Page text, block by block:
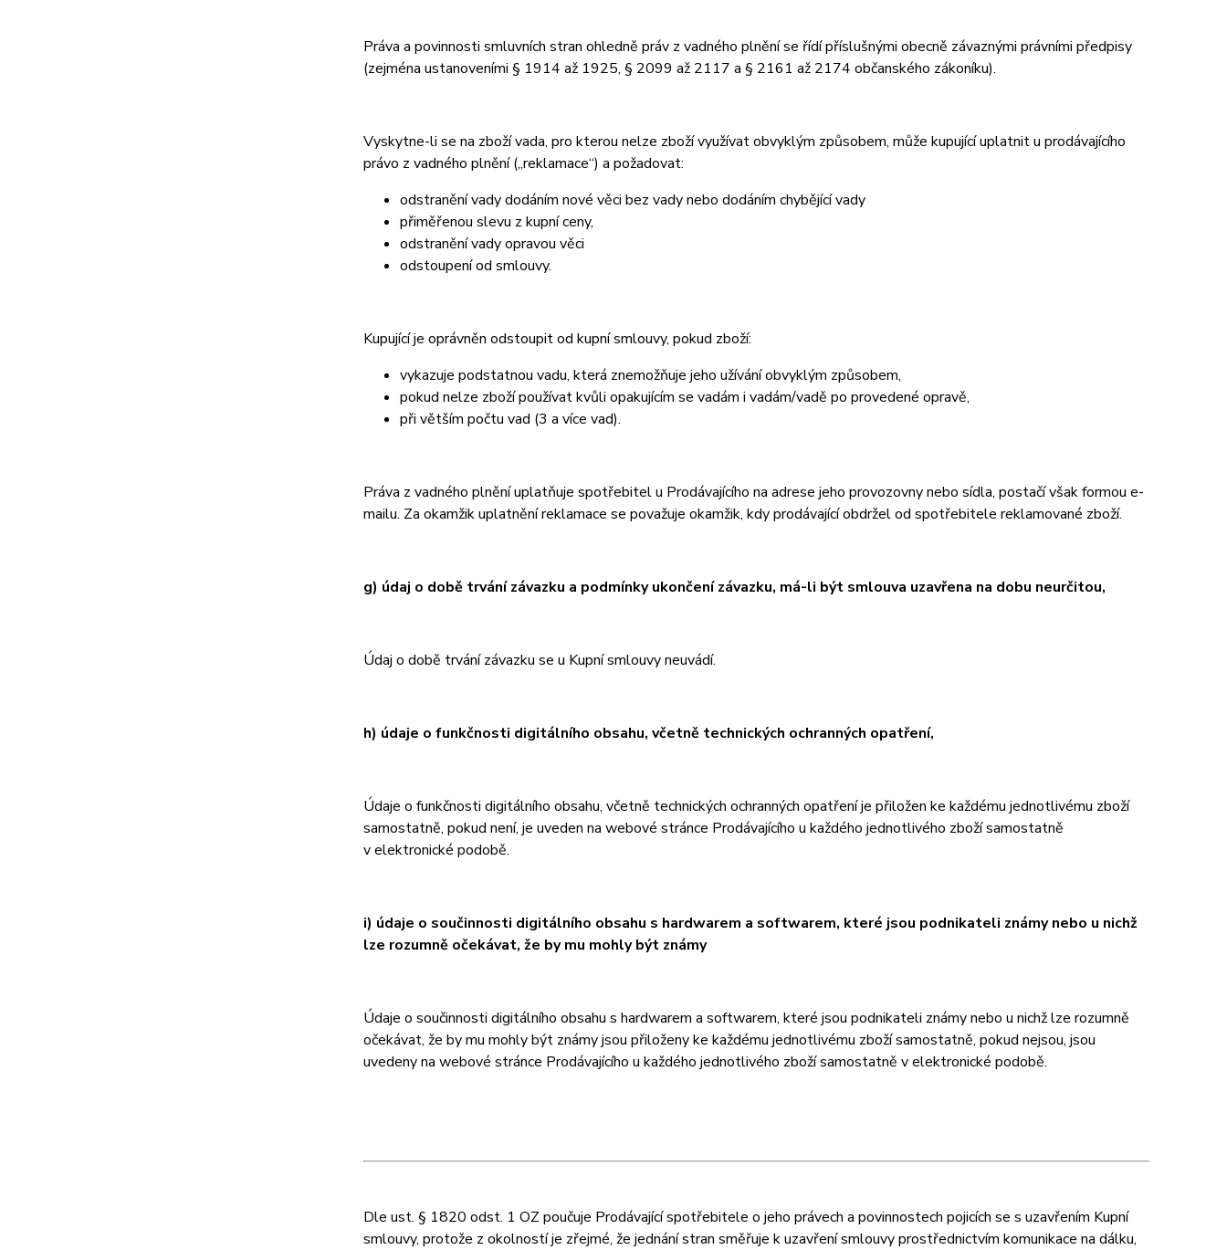
Práva a povinnosti smluvních stran ohledně práv z vadného plnění se řídí příslušnými obecně závaznými právními předpisy
(zejména ustanoveními § 1914 až 1925, § 2099 až 2117 a § 2161 až 2174 občanského zákoníku).
Vyskytne-li se na zboží vada, pro kterou nelze zboží využívat obvyklým způsobem, může kupující uplatnit u prodávajícího
právo z vadného plnění („reklamace“) a požadovat:
odstranění vady dodáním nové věci bez vady nebo dodáním chybějící vady
přiměřenou slevu z kupní ceny,
odstranění vady opravou věci
odstoupení od smlouvy.
Kupující je oprávněn odstoupit od kupní smlouvy, pokud zboží:
vykazuje podstatnou vadu, která znemožňuje jeho užívání obvyklým způsobem,
pokud nelze zboží používat kvůli opakujícím se vadám i vadám/vadě po provedené opravě,
při větším počtu vad (3 a více vad).
Práva z vadného plnění uplatňuje spotřebitel u Prodávajícího na adrese jeho provozovny nebo sídla, postačí však formou e-
mailu. Za okamžik uplatnění reklamace se považuje okamžik, kdy prodávající obdržel od spotřebitele reklamované zboží.
g) údaj o době trvání závazku a podmínky ukončení závazku, má-li být smlouva uzavřena na dobu neurčitou,
Údaj o době trvání závazku se u Kupní smlouvy neuvádí.
h) údaje o funkčnosti digitálního obsahu, včetně technických ochranných opatření,
Údaje o funkčnosti digitálního obsahu, včetně technických ochranných opatření je přiložen ke každému jednotlivému zboží
samostatně, pokud není, je uveden na webové stránce Prodávajícího u každého jednotlivého zboží samostatně
v elektronické podobě.
i) údaje o součinnosti digitálního obsahu s hardwarem a softwarem, které jsou podnikateli známy nebo u nichž
lze rozumně očekávat, že by mu mohly být známy
Údaje o součinnosti digitálního obsahu s hardwarem a softwarem, které jsou podnikateli známy nebo u nichž lze rozumně
očekávat, že by mu mohly být známy jsou přiloženy ke každému jednotlivému zboží samostatně, pokud nejsou, jsou
uvedeny na webové stránce Prodávajícího u každého jednotlivého zboží samostatně v elektronické podobě.
Dle ust. § 1820 odst. 1 OZ poučuje Prodávající spotřebitele o jeho právech a povinnostech pojicích se s uzavřením Kupní
smlouvy, protože z okolností je zřejmé, že jednání stran směřuje k uzavření smlouvy prostřednictvím komunikace na dálku,